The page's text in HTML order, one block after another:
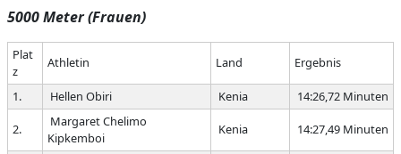
5000 Meter (Frauen)
Plat
z
Athletin Land Ergebnis
1. Hellen Obiri Kenia 14:26,72 Minuten
2.
Margaret Chelimo
Kipkemboi
Kenia 14:27,49 Minuten